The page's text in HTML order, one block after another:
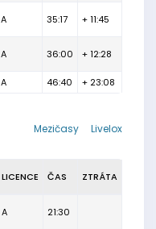
A 35:17 + 11:45
A 36:00 + 12:28
A 46:40 + 23:08
Livelox
Mezičasy
LICENCE ČAS ZTRÁTA
A 21:30